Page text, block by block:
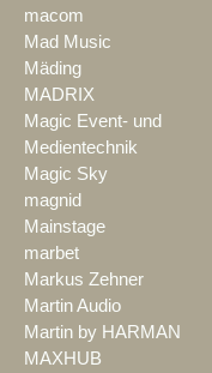
macom
Mad Music
Mäding
MADRIX
Magic Event- und
Medientechnik
Magic Sky
magnid
Mainstage
marbet
Markus Zehner
Martin Audio
Martin by HARMAN
MAXHUB